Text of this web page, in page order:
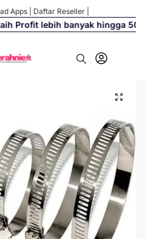
Apps Daftar Reseller
Profit lebih banyak hingga 500%